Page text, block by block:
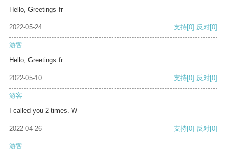
Hello, Greetings fr
2022-05-24 支持[0] 反对[0]
游客
Hello, Greetings fr
2022-05-10 支持[0] 反对[0]
游客
I called you 2 times. W
2022-04-26 支持[0] 反对[0]
游客